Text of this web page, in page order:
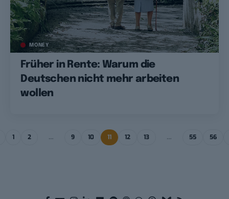
MONEY
Früher in Rente: Warum die
Deutschen nicht mehr arbeiten
wollen
1 2 … 9 10 11 12 13 … 55 56